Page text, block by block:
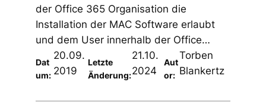
der Office 365 Organisation die
Installation der MAC Software erlaubt
und dem User innerhalb der Office…
Dat
um:
20.09.
2019
Letzte
Änderung:
21.10.
2024
Aut
or:
Torben
Blankertz